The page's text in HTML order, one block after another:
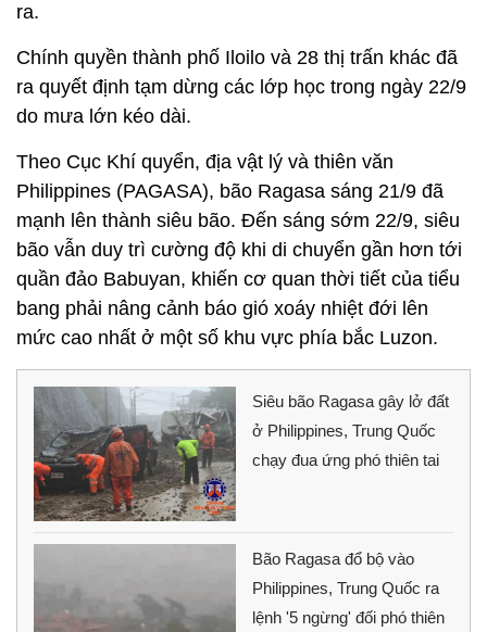
ra.
Chính quyền thành phố Iloilo và 28 thị trấn khác đã
ra quyết định tạm dừng các lớp học trong ngày 22/9
do mưa lớn kéo dài.
Theo Cục Khí quyển, địa vật lý và thiên văn
Philippines (PAGASA), bão Ragasa sáng 21/9 đã
mạnh lên thành siêu bão. Đến sáng sớm 22/9, siêu
bão vẫn duy trì cường độ khi di chuyển gần hơn tới
quần đảo Babuyan, khiến cơ quan thời tiết của tiểu
bang phải nâng cảnh báo gió xoáy nhiệt đới lên
mức cao nhất ở một số khu vực phía bắc Luzon.
Siêu bão Ragasa gây lở đất
ở Philippines, Trung Quốc
chạy đua ứng phó thiên tai
Bão Ragasa đổ bộ vào
Philippines, Trung Quốc ra
lệnh '5 ngừng' đối phó thiên